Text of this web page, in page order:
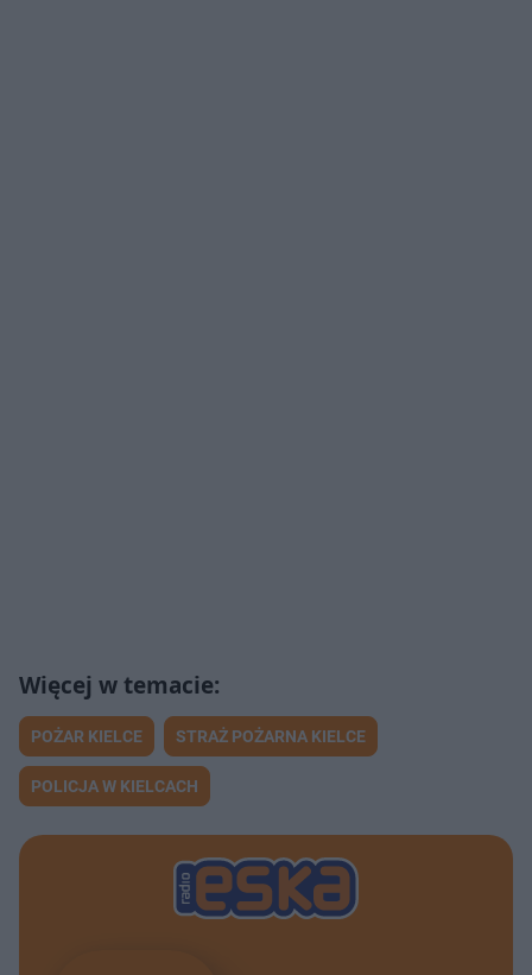
POŻAR KIELCE STRAŻ POŻARNA KIELCE
POLICJA W KIELCACH